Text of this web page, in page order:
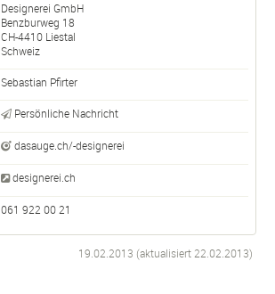
Designerei GmbH
Benzburweg 18
CH-4410 Liestal
Schweiz
Sebastian Pfirter
Persönliche Nachricht
dasauge.ch/-designerei
designerei.ch
061 922 00 21
19.02.2013 (aktualisiert 22.02.2013)